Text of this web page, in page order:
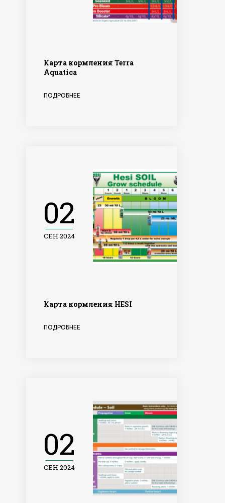
Карта кормления Terra
Aquatica
ПОДРОБНЕЕ
02
СЕН 2024
Карта кормления HESI
ПОДРОБНЕЕ
02
СЕН 2024